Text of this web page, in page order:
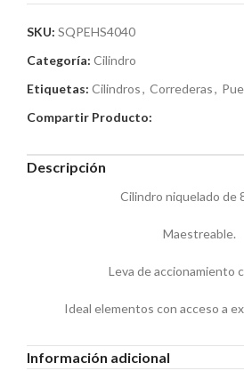
SKU: SQPEHS4040
Categoría: Cilindro
Etiquetas: Cilindros, Correderas,
Compartir Producto:
Descripción
Cilindro niquelado de
Maestreable.
Leva de accionamiento
Ideal elementos con acceso a
Información adicional